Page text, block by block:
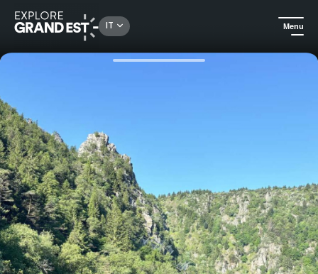
IT Menu
Idee soggiorno Bivacco in famiglia al Lac Blanc: una notte di avventura sotto le stelle